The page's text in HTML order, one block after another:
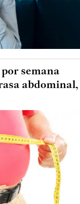
semana
abdominal,